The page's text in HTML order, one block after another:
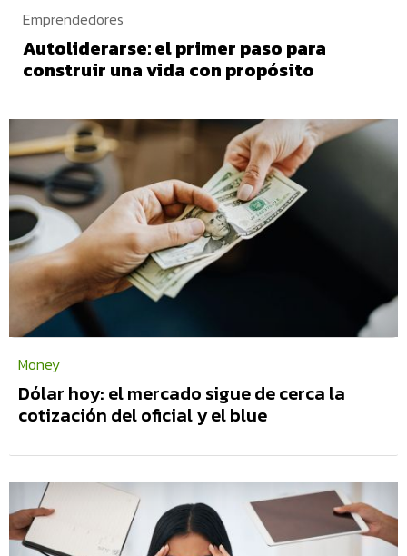
Emprendedores
Autoliderarse: el primer paso para
construir una vida con propósito
Money
Dólar hoy: el mercado sigue de cerca la
cotización del oficial y el blue